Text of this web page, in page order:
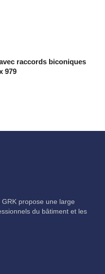
raccords biconiques
979
propose une large
du bâtiment et les